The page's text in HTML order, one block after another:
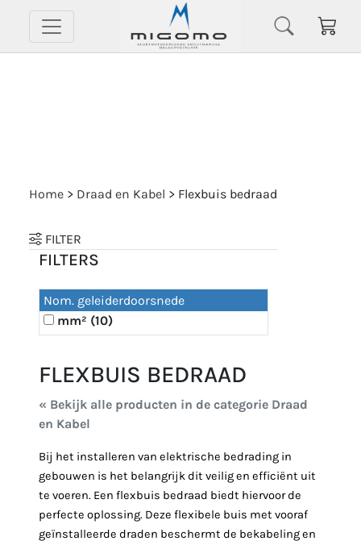
Home > Draad en Kabel > Flexbuis bedraad
FILTER
FILTERS
Nom. geleiderdoorsnede
mm² (10)
FLEXBUIS BEDRAAD
« Bekijk alle producten in de categorie Draad
en Kabel
Bij het installeren van elektrische bedrading in
gebouwen is het belangrijk dit veilig en efficiënt uit
te voeren. Een flexbuis bedraad biedt hiervoor de
perfecte oplossing. Deze flexibele buis met vooraf
geïnstalleerde draden beschermt de bekabeling en